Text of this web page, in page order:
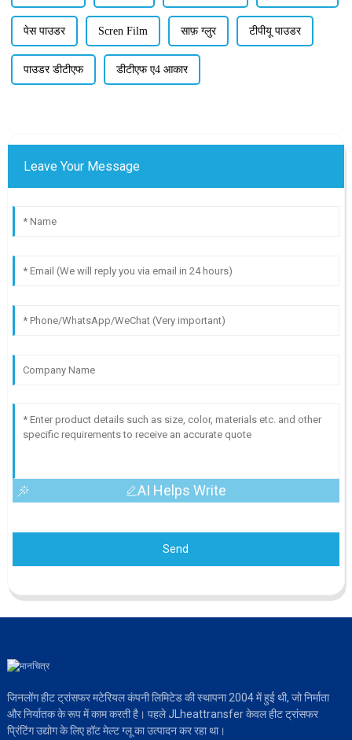
पेस पाउडर Scren Film साफ़ ग्लुर टीपीयू पाउडर
पाउडर डीटीएफ डीटीएफ ए4 आकार
Leave Your Message
AI Helps Write
Send
जिनलोंग हीट ट्रांसफर मटेरियल कंपनी लिमिटेड की स्थापना 2004 में हुई थी, जो निर्माता
और निर्यातक के रूप में काम करती है। पहले JLheattransfer केवल हीट ट्रांसफर
प्रिंटिंग उद्योग के लिए हॉट मेल्ट ग्लू का उत्पादन कर रहा था।